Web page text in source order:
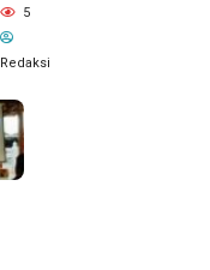
5
Redaksi